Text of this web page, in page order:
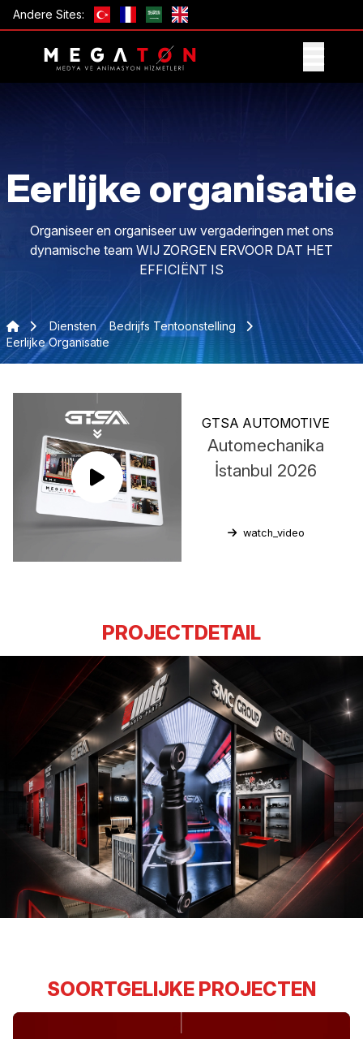
Andere Sites:
Eerlijke organisatie
Organiseer en organiseer uw vergaderingen met ons
dynamische team WIJ ZORGEN ERVOOR DAT HET
EFFICIËNT IS
Diensten
Bedrijfs Tentoonstelling
Eerlijke Organisatie
GTSA AUTOMOTIVE
Automechanika
İstanbul 2026
watch_video
PROJECTDETAIL
SOORTGELIJKE PROJECTEN